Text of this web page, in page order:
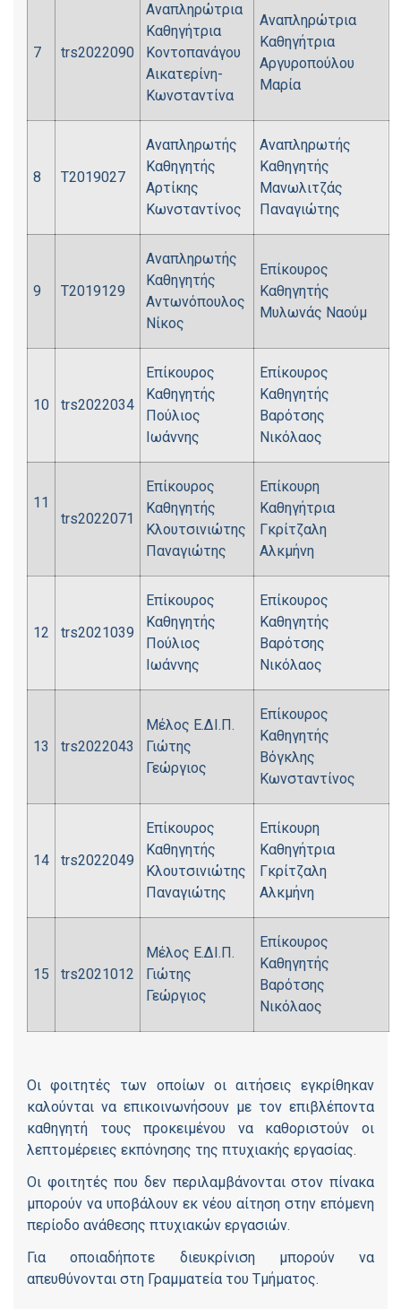
7 trs2022090
Αναπληρώτρια
Καθηγήτρια
Κοντοπανάγου
Αικατερίνη-
Κωνσταντίνα
Αναπληρώτρια
Καθηγήτρια
Αργυροπούλου
Μαρία
8 Τ2019027
Αναπληρωτής
Καθηγητής
Αρτίκης
Κωνσταντίνος
Αναπληρωτής
Καθηγητής
Μανωλιτζάς
Παναγιώτης
9 Τ2019129
Αναπληρωτής
Καθηγητής
Αντωνόπουλος
Νίκος
Επίκουρος
Καθηγητής
Μυλωνάς Ναούμ
10 trs2022034
Επίκουρος
Καθηγητής
Πούλιος
Ιωάννης
Επίκουρος
Καθηγητής
Βαρότσης
Νικόλαος
11
trs2022071
Επίκουρος
Καθηγητής
Κλουτσινιώτης
Παναγιώτης
Επίκουρη
Καθηγήτρια
Γκρίτζαλη
Αλκμήνη
12 trs2021039
Επίκουρος
Καθηγητής
Πούλιος
Ιωάννης
Επίκουρος
Καθηγητής
Βαρότσης
Νικόλαος
13 trs2022043
Μέλος Ε.ΔΙ.Π.
Γιώτης
Γεώργιος
Επίκουρος
Καθηγητής
Βόγκλης
Κωνσταντίνος
14 trs2022049
Επίκουρος
Καθηγητής
Κλουτσινιώτης
Παναγιώτης
Επίκουρη
Καθηγήτρια
Γκρίτζαλη
Αλκμήνη
15 trs2021012
Μέλος Ε.ΔΙ.Π.
Γιώτης
Γεώργιος
Επίκουρος
Καθηγητής
Βαρότσης
Νικόλαος
Οι φοιτητές των οποίων οι αιτήσεις εγκρίθηκαν
καλούνται να επικοινωνήσουν με τον επιβλέποντα
καθηγητή τους προκειμένου να καθοριστούν οι
λεπτομέρειες εκπόνησης της πτυχιακής εργασίας.
Οι φοιτητές που δεν περιλαμβάνονται στον πίνακα
μπορούν να υποβάλουν εκ νέου αίτηση στην επόμενη
περίοδο ανάθεσης πτυχιακών εργασιών.
Για οποιαδήποτε διευκρίνιση μπορούν να
απευθύνονται στη Γραμματεία του Τμήματος.